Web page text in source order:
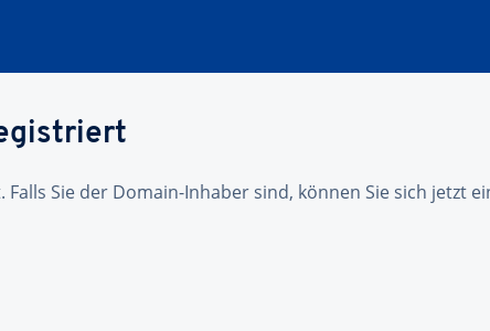
Sie der Domain-Inhaber sind, können Sie sich jetzt